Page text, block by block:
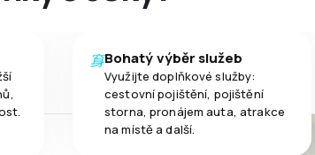
Bohatý výběr služeb
Využijte doplňkové služby:
cestovní pojištění, pojištění
storna, pronájem auta, atrakce
na místě a další.